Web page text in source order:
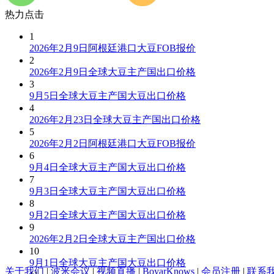
热力点击
1
2026年2月9日阿根廷港口大豆FOB报价
2
2026年2月9日全球大豆主产国出口价格
3
9月5日全球大豆主产国大豆出口价格
4
2026年2月23日全球大豆主产国出口价格
5
2026年2月2日阿根廷港口大豆FOB报价
6
9月4日全球大豆主产国大豆出口价格
7
9月3日全球大豆主产国大豆出口价格
8
9月2日全球大豆主产国大豆出口价格
9
2026年2月2日全球大豆主产国出口价格
10
9月1日全球大豆主产国大豆出口价格
关于我们 | 波米会议 | 视频直播 | BoyarKnows | 会员注册 | 联系